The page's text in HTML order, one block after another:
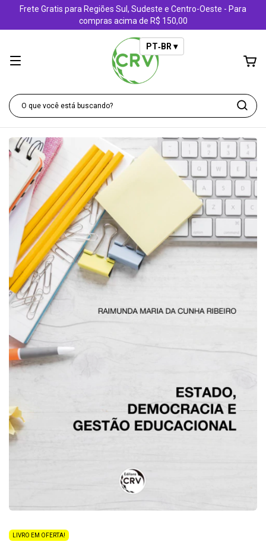
Frete Gratis para Regiões Sul, Sudeste e Centro-Oeste - Para
compras acima de R$ 150,00
PT‑BR ▾
LIVRO EM OFERTA!